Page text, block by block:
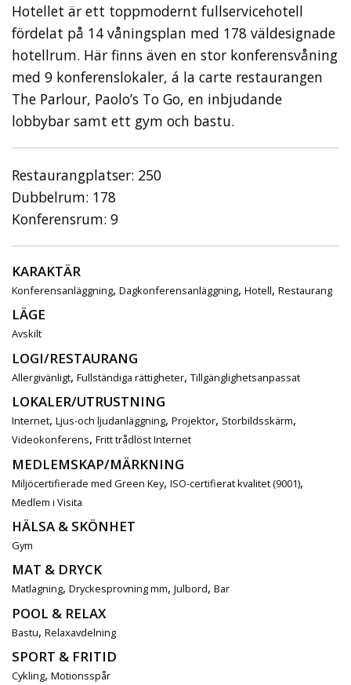
Hotellet är ett toppmodernt fullservicehotell
fördelat på 14 våningsplan med 178 väldesignade
hotellrum. Här finns även en stor konferensvåning
med 9 konferenslokaler, á la carte restaurangen
The Parlour, Paolo’s To Go, en inbjudande
lobbybar samt ett gym och bastu.
Restaurangplatser: 250
Dubbelrum: 178
Konferensrum: 9
KARAKTÄR
Konferensanläggning, Dagkonferensanläggning, Hotell, Restaurang
LÄGE
Avskilt
LOGI/RESTAURANG
Allergivänligt, Fullständiga rättigheter, Tillgänglighetsanpassat
LOKALER/UTRUSTNING
Internet, Ljus-och ljudanläggning, Projektor, Storbildsskärm,
Videokonferens, Fritt trådlöst Internet
MEDLEMSKAP/MÄRKNING
Miljöcertifierade med Green Key, ISO-certifierat kvalitet (9001),
Medlem i Visita
HÄLSA & SKÖNHET
Gym
MAT & DRYCK
Matlagning, Dryckesprovning mm, Julbord, Bar
POOL & RELAX
Bastu, Relaxavdelning
SPORT & FRITID
Cykling, Motionsspår